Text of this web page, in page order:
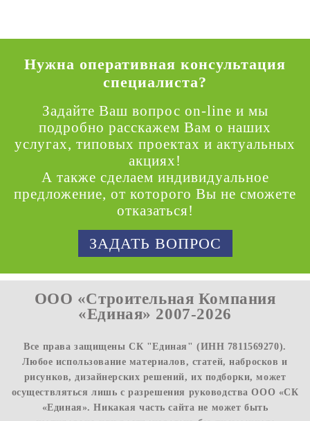
Нужна оперативная консультация
специалиста?
Задайте Ваш вопрос on-line и мы
подробно расскажем Вам о наших
услугах, типовых проектах и актуальных
акциях!
А также сделаем индивидуальное
предложение, от которого Вы не сможете
отказаться!
ЗАДАТЬ ВОПРОС
ООО «Строительная Компания
«Единая» 2007-2026
Все права защищены СК "Единая" (ИНН 7811569270).
Любое использование материалов, статей, набросков и
рисунков, дизайнерских решений, их подборки, может
осуществляться лишь с разрешения руководства ООО «СК
«Единая». Никакая часть сайта не может быть